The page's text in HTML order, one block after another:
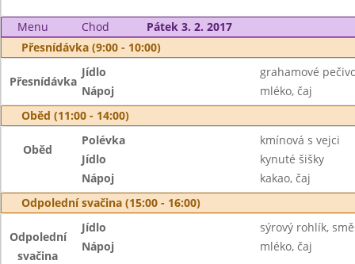
Menu Chod
Pátek 3. 2. 2017
Přesnídávka (9:00 - 10:00)
Přesnídávka
Jídlo
grahamové
Nápoj
mléko, čaj
Oběd (11:00 - 14:00)
Oběd
Polévka
kmínová s vejci
Jídlo
kynuté šišky
Nápoj
kakao, čaj
Odpolední svačina (15:00 - 16:00)
Odpolední
svačina
Jídlo
sýrový rohlík,
Nápoj
mléko, čaj